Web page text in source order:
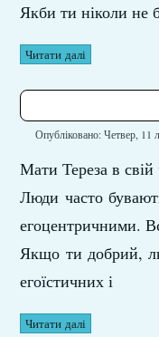
Якби ти ніколи не
Читати далі
Опубліковано: Четвер, 11
Мати Тереза в свій
Люди часто
егоцентричними.
Якщо ти добрий,
егоїстичних і
Читати далі